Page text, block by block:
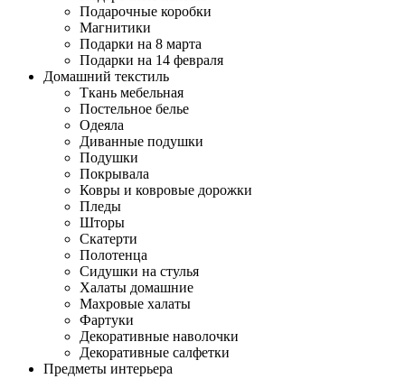
Подарочные коробки
Магнитики
Подарки на 8 марта
Подарки на 14 февраля
Домашний текстиль
Ткань мебельная
Постельное белье
Одеяла
Диванные подушки
Подушки
Покрывала
Ковры и ковровые дорожки
Пледы
Шторы
Скатерти
Полотенца
Сидушки на стулья
Халаты домашние
Махровые халаты
Фартуки
Декоративные наволочки
Декоративные салфетки
Предметы интерьера